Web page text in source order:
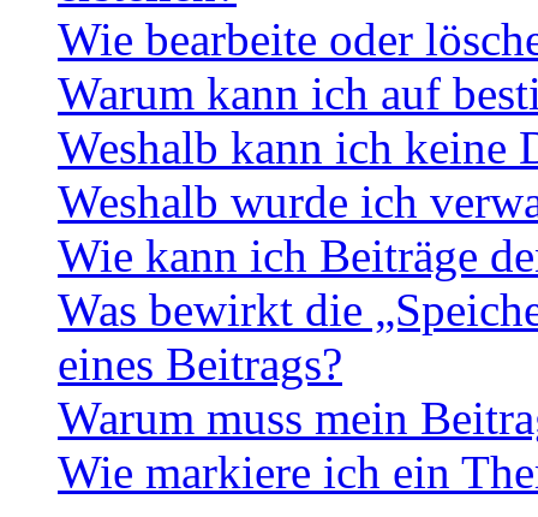
Wie bearbeite oder
Warum kann ich auf
Weshalb kann ich keine
Weshalb wurde ich
Wie kann ich Beiträge
Was bewirkt die
eines Beitrags?
Warum muss mein
Wie markiere ich ein